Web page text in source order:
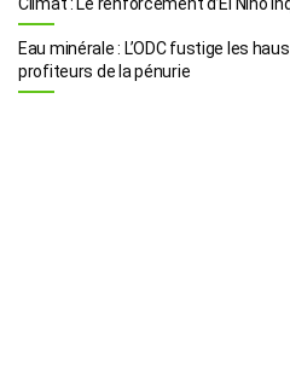
Eau minérale : L’ODC fustige les
profiteurs de la pénurie